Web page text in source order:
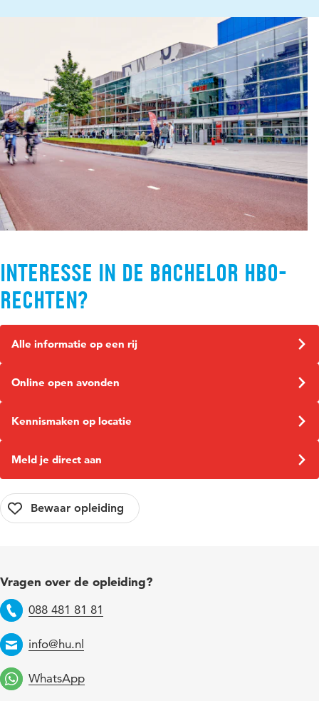
Interesse in de bachelor HBO-
rechten?
Alle informatie op een rij
Online open avonden
Kennismaken op locatie
Meld je direct aan
Vragen over de opleiding?
Telefoon
088 481 81 81
Email
info@hu.nl
WhatsApp